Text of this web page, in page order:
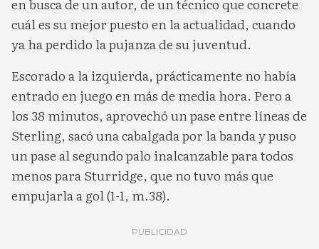
en busca de un autor, de un técnico que concrete
cuál es su mejor puesto en la actualidad, cuando
ya ha perdido la pujanza de su juventud.
Escorado a la izquierda, prácticamente no había
entrado en juego en más de media hora. Pero a
los 38 minutos, aprovechó un pase entre líneas de
Sterling, sacó una cabalgada por la banda y puso
un pase al segundo palo inalcanzable para todos
menos para Sturridge, que no tuvo más que
empujarla a gol (1-1, m.38).